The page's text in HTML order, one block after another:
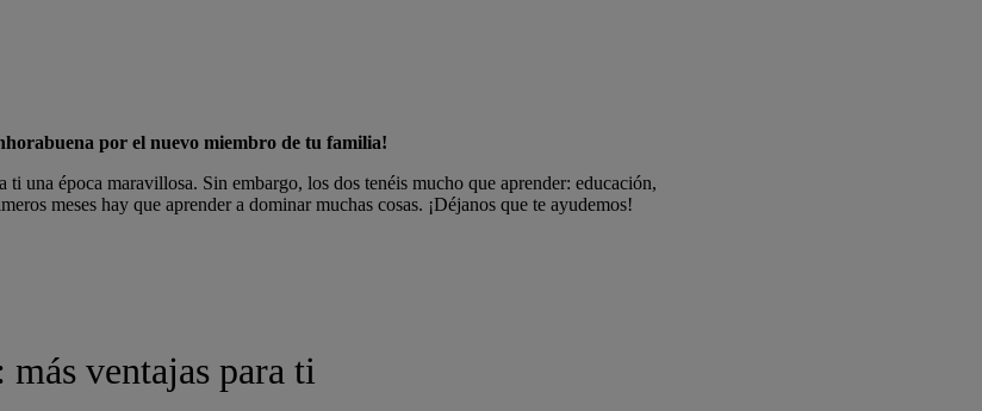
por el nuevo miembro de tu familia!
ti una época maravillosa. Sin embargo, los dos tenéis mucho que aprender: educación,
meses hay que aprender a dominar muchas cosas. ¡Déjanos que te ayudemos!
ventajas para ti